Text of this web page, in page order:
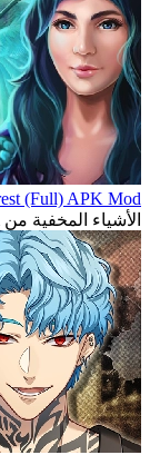
(Full) APK Mod
الأشياء المخفية من Artifex Mundi